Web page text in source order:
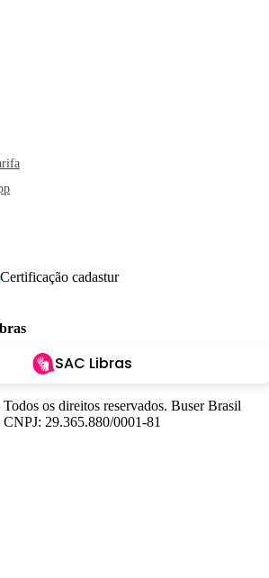
SAC Libras
os direitos reservados. Buser Brasil
29.365.880/0001-81